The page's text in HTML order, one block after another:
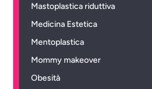
Mastoplastica riduttiva
Medicina Estetica
Mentoplastica
Mommy makeover
Obesità